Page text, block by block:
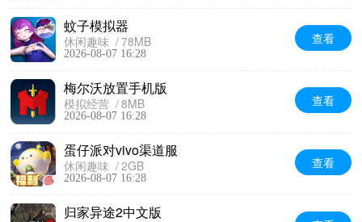
蚊子模拟器
休闲趣味 78MB
2026-08-07 16:28
查看
梅尔沃放置手机版
模拟经营 8MB
2026-08-07 16:28
查看
蛋仔派对vivo渠道服
休闲趣味 2GB
2026-08-07 16:28
查看
归家异途2中文版